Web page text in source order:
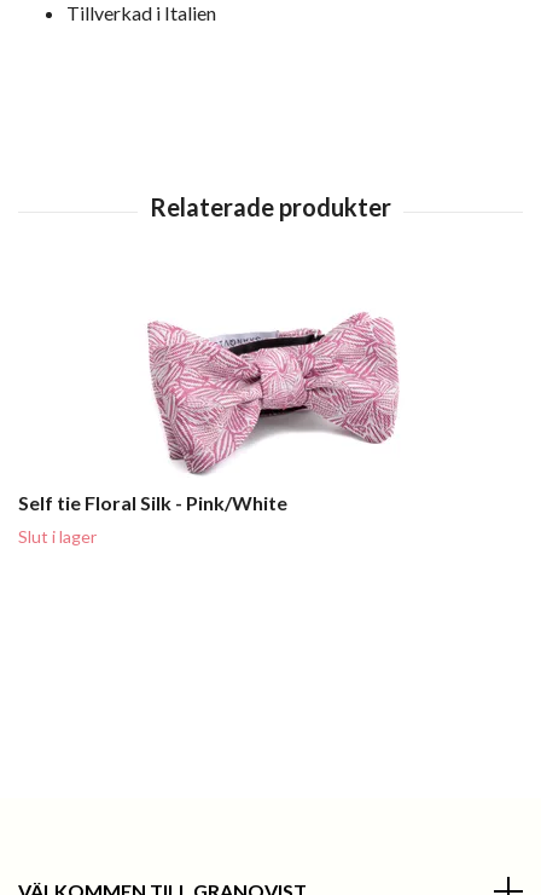
Tillverkad i Italien
Self tie Floral Silk - Pink/White
Slut i lager